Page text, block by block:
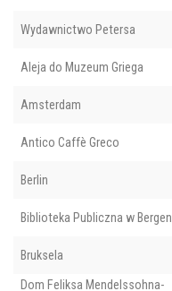
Wydawnictwo Petersa
Aleja do Muzeum Griega
Amsterdam
Antico Caffè Greco
Berlin
Biblioteka Publiczna w Bergen
Bruksela
Dom Feliksa Mendelssohna-